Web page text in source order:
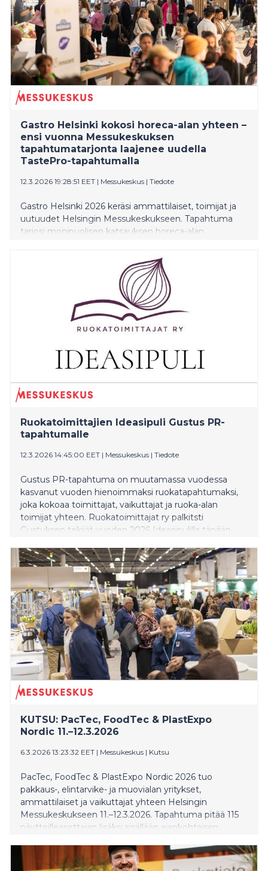
messuilla ensimmäistä kertaa. Tänä vuonna nähdään
myös useita kansainvälisiä näytteilleasettajia.
Ruokamessut Pop Up Shop x Designkaverit kokoaa
yhteen kotimaista designia lähes 40 eri brändiltä.
Gastro Helsinki kokosi horeca-alan yhteen –
ensi vuonna Messukeskuksen
tapahtumatarjonta laajenee uudella
TastePro-tapahtumalla
12.3.2026 19:28:51 EET | Messukeskus | Tiedote
Gastro Helsinki 2026 keräsi ammattilaiset, toimijat ja
uutuudet Helsingin Messukeskukseen. Tapahtuma
tarjosi monipuolisen katsauksen horeca-alan
Messuilla vieraili kahden päivän aikana yli 8200 kävijää.
Ruokatoimittajien Ideasipuli Gustus PR-
tapahtumalle
12.3.2026 14:45:00 EET | Messukeskus | Tiedote
Gustus PR-tapahtuma on muutamassa vuodessa
kasvanut vuoden hienoimmaksi ruokatapahtumaksi,
joka kokoaa toimittajat, vaikuttajat ja ruoka-alan
toimijat yhteen. Ruokatoimittajat ry palkitsti
Gustuksen tekijät vuoden 2026 Ideasipulilla tänään
KUTSU: PacTec, FoodTec & PlastExpo
Nordic 11.–12.3.2026
6.3.2026 13:23:32 EET | Messukeskus | Kutsu
PacTec, FoodTec & PlastExpo Nordic 2026 tuo
pakkaus-, elintarvike- ja muovialan yritykset,
ammattilaiset ja vaikuttajat yhteen Helsingin
Messukeskukseen 11.–12.3.2026. Tapahtuma pitää 115
näytteilleasettajan lisäksi sisällään ajankohtaisen
muun muassa vastuullisuus ja kiertotalous,
lainsäädäntö ja regulaatio erityisesti EU:n PPWR-